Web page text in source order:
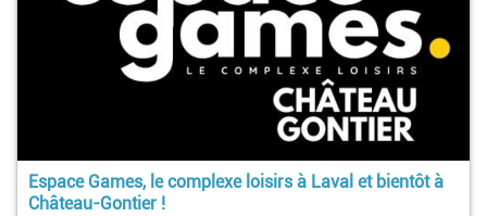
Espace Games, le complexe loisirs à Laval et bientôt à
Château-Gontier !